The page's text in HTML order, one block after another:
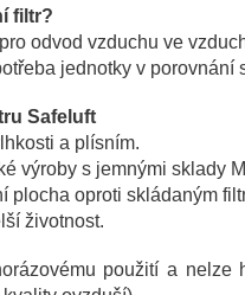
filtr?
odvod vzduchu ve
jednotky v porovnání
Safeluft
a plísním.
výroby s jemnými sklady
plocha oproti skládaným
životnost.
použití a nelze